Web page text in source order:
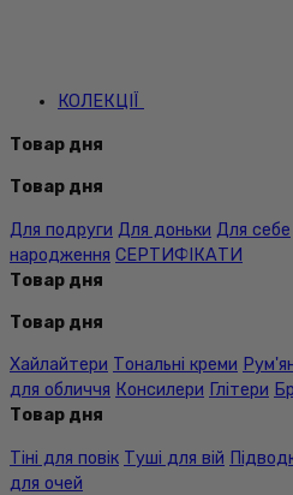
КОЛЕКЦІЇ
Товар дня
Товар дня
Для подруги Для доньки Для себе
народження СЕРТИФІКАТИ
Товар дня
Товар дня
Хайлайтери Тональні креми
для обличчя Консилери Глітери
Товар дня
Тіні для повік Туші для вій
для очей